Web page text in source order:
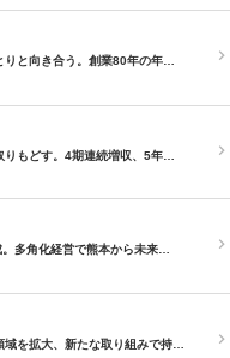
と向き合う。創業80年の年…
もどす。4期連続増収、5年…
多角化経営で熊本から未来…
域を拡大、新たな取り組みで持…